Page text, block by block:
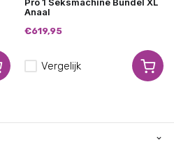
Anaal
€619,95
Vergelijk